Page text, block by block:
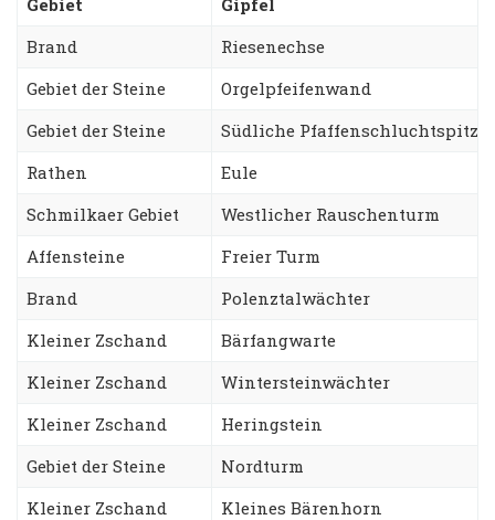
Brand
Riesenechse
Gebiet der Steine
Orgelpfeifenwand
Gebiet der Steine
Südliche Pfaffenschluchtspitze
Rathen
Eule
Schmilkaer Gebiet
Westlicher Rauschenturm
Affensteine
Freier Turm
Brand
Polenztalwächter
Kleiner Zschand
Bärfangwarte
Kleiner Zschand
Wintersteinwächter
Kleiner Zschand
Heringstein
Gebiet der Steine
Nordturm
Kleiner Zschand
Kleines Bärenhorn